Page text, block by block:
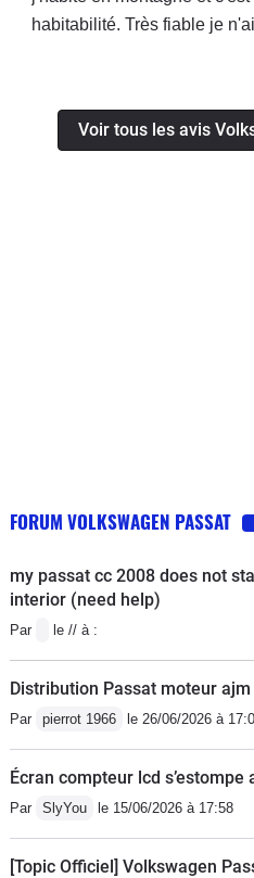
habitabilité. Très fiable je
conclusion c'est une très
Voir tous les avis
FORUM VOLKSWAGEN PASSAT
my passat cc 2008 does not
interior (need help)
Par le // à :
Distribution Passat moteur ajm
Par pierrot 1966 le 26/06/2026 à
Écran compteur lcd s’estompe
Par SlyYou le 15/06/2026 à 17:58
[Topic Officiel] Volkswagen